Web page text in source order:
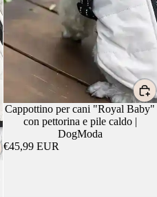
Cappottino per cani "Royal Baby"
con pettorina e pile caldo |
DogModa
€45,99 EUR